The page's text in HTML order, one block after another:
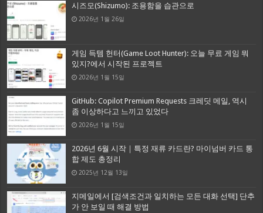
시즈모(Shizumo): 조용함을 습관으로
2026년 1월 26일
게임 득템 헌터(Game Loot Hunter): 오늘 무료 게임 뭐
있지?에서 시작된 프로젝트
2026년 1월 15일
GitHub: Copilot Premium Requests 크레딧 메일, 역시
좀 이상하다고 느끼고 있었다
2026년 1월 15일
2026년 6월 시작｜특정 재류 카드란? 마이넘버 카드 통
합 제도 총정리
2025년 12월 13일
지메일에서 [검색조건과 일치하는 모든 대화 선택] 단추
가 안 보일 때 해결 방법